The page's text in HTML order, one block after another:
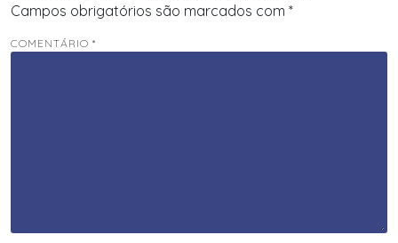
Campos obrigatórios são marcados com *
COMENTÁRIO *